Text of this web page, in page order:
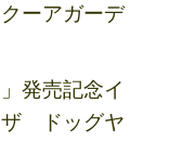
ーアガーデ
発売記念イ
ザ ドッグヤ